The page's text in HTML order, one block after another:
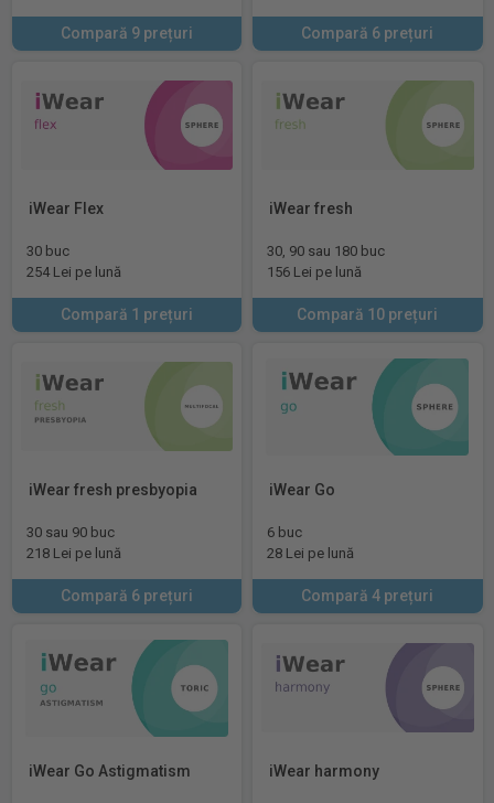
Compară 9 prețuri Compară 6 prețuri
iWear Flex
30 buc
254 Lei pe lună
Compară 1 prețuri
iWear fresh
30, 90 sau 180 buc
156 Lei pe lună
Compară 10 prețuri
iWear fresh presbyopia
30 sau 90 buc
218 Lei pe lună
Compară 6 prețuri
iWear Go
6 buc
28 Lei pe lună
Compară 4 prețuri
iWear Go Astigmatism iWear harmony